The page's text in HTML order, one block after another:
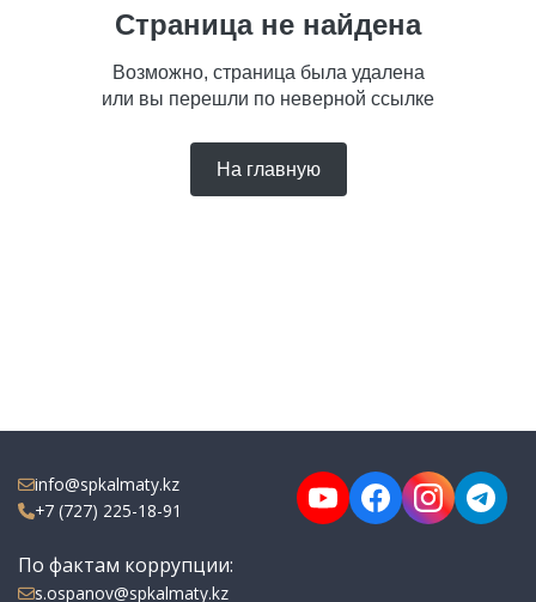
Страница не найдена
Возможно, страница была удалена
или вы перешли по неверной ссылке
На главную
info@spkalmaty.kz
+7 (727) 225-18-91
По фактам коррупции:
s.ospanov@spkalmaty.kz